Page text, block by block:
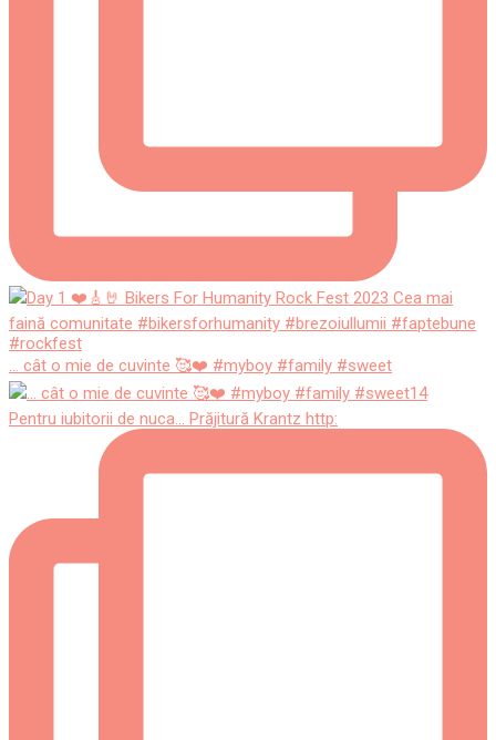
... cât o mie de cuvinte 🥰❤️ #myboy #family #sweet
Pentru iubitorii de nuca... Prăjitură Krantz http: